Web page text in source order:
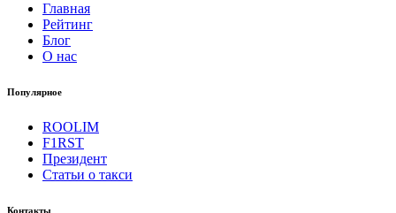
Главная
Рейтинг
Блог
О нас
Популярное
ROOLIM
F1RST
Президент
Статьи о такси
Контакты